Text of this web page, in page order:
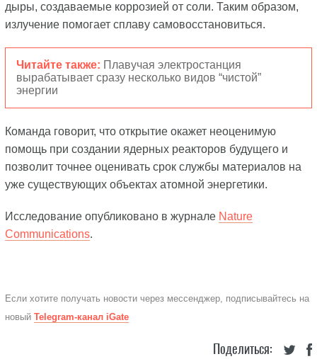
дыры, создаваемые коррозией от соли. Таким образом,
излучение помогает сплаву самовосстановиться.
Читайте также: Плавучая электростанция
вырабатывает сразу несколько видов “чистой”
энергии
Команда говорит, что открытие окажет неоценимую
помощь при создании ядерных реакторов будущего и
позволит точнее оценивать срок службы материалов на
уже существующих объектах атомной энергетики.
Исследование опубликовано в журнале Nature
Communications.
Если хотите получать новости через мессенджер, подписывайтесь на
новый Telegram-канал iGate
Поделиться: